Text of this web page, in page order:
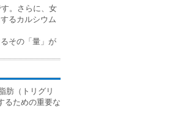
。さらに、女
るカルシウム
その「量」が
肪（トリグリ
るための重要な